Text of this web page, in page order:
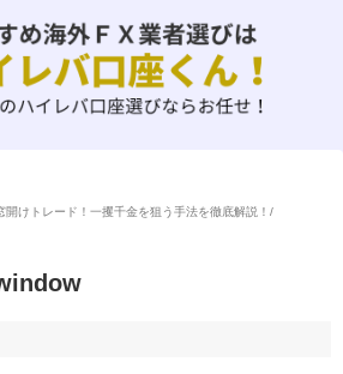
けトレード！一攫千金を狙う手法を徹底解説！ /